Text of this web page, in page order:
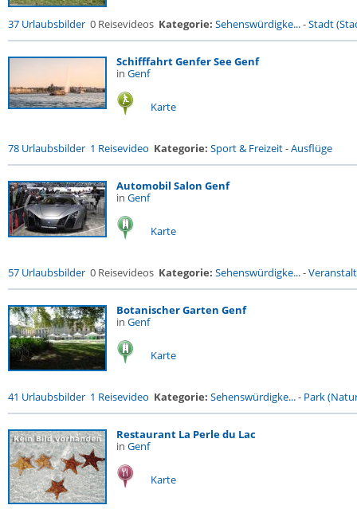
37 Urlaubsbilder 0 Reisevideos Kategorie: Sehenswürdigke...-Stadt
Schifffahrt Genfer See Genf
in Genf
Karte
78 Urlaubsbilder 1 Reisevideo Kategorie: Sport & Freizeit-Ausflüge
Automobil Salon Genf
in Genf
Karte
57 Urlaubsbilder 0 Reisevideos Kategorie: Sehenswürdigke...-
Botanischer Garten Genf
in Genf
Karte
41 Urlaubsbilder 1 Reisevideo Kategorie: Sehenswürdigke...- Park
Restaurant La Perle du Lac
in Genf
Karte